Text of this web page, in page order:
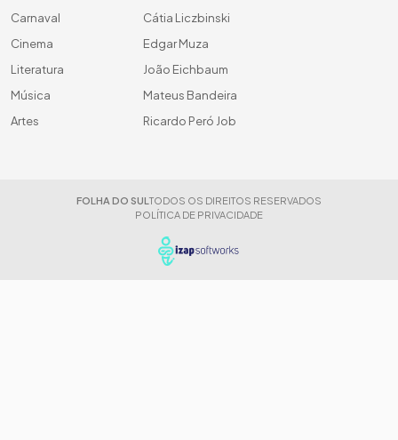
Carnaval
Cinema
Literatura
Música
Artes
Cátia Liczbinski
Edgar Muza
João Eichbaum
Mateus Bandeira
Ricardo Peró Job
FOLHA DO SUL TODOS OS DIREITOS RESERVADOS
POLÍTICA DE PRIVACIDADE